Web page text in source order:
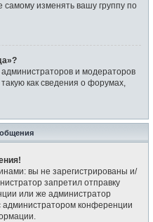
изменять вашу группу по
и модераторов
как сведения о форумах,
вы не зарегистрированы и/
запретил отправку
или же администратор
администратором конференции